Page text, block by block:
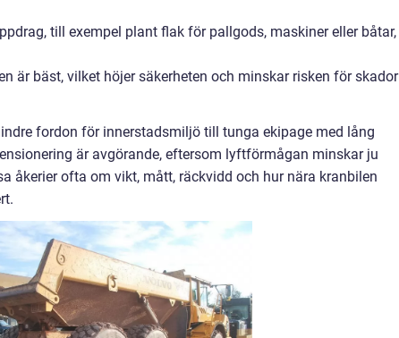
till exempel plant flak för pallgods, maskiner eller båtar,
är bäst, vilket höjer säkerheten och minskar risken för skador
fordon för innerstadsmiljö till tunga ekipage med lång
är avgörande, eftersom lyftförmågan minskar ju
åkerier ofta om vikt, mått, räckvidd och hur nära kranbilen